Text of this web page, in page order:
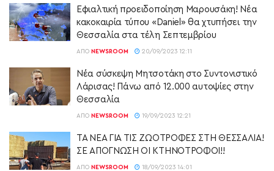
Εφιαλτική προειδοποίηση Μαρουσάκη! Νέα
κακοκαιρία τύπου «Daniel» θα χτυπήσει την
Θεσσαλία στα τέλη Σεπτεμβρίου
ΑΠΌ NEWSROOM 20/09/2023 12:11
Νέα σύσκεψη Μητσοτάκη στο Συντονιστικό
Λάρισας! Πάνω από 12.000 αυτοψίες στην
Θεσσαλία
ΑΠΌ NEWSROOM 19/09/2023 12:21
ΤΑ ΝΕΑ ΓΙΑ ΤΙΣ ΖΩΟΤΡΟΦΕΣ ΣΤΗ ΘΕΣΣΑΛΙΑ!
ΣΕ ΑΠΟΓΝΩΣΗ ΟΙ ΚΤΗΝΟΤΡΟΦΟΙ!!
ΑΠΌ NEWSROOM 18/09/2023 14:01